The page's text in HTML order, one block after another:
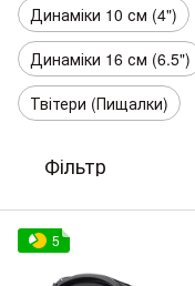
Динаміки 10 см (4")
Динаміки 16 см (6.5")
Твітери (Пищалки)
Фільтр
5